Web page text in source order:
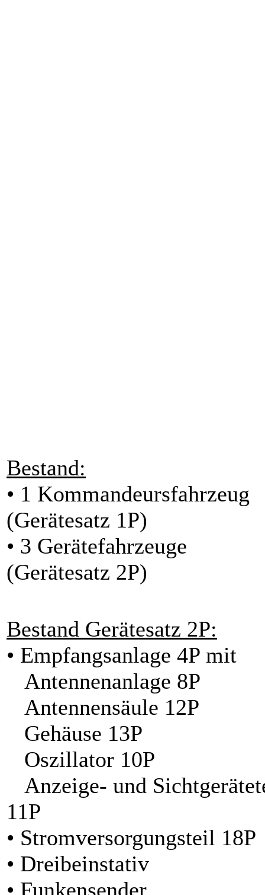
Bestand:
• 1 Kommandeursfahrzeug
(Gerätesatz 1P)
• 3 Gerätefahrzeuge
(Gerätesatz 2P)
Bestand Gerätesatz 2P:
• Empfangsanlage 4P mit
Antennenanlage 8P
Antennensäule 12P
Gehäuse 13P
Oszillator 10P
Anzeige- und
11P
• Stromversorgungsteil 18P
• Dreibeinstativ
• Funkensender